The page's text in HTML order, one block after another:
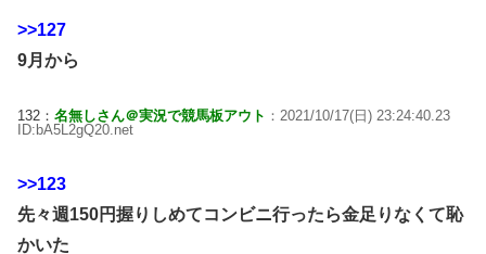
>>127
9月から
132： 名無しさん＠実況で競馬板アウト ：2021/10/17(日) 23:24:40.23
ID:bA5L2gQ20.net
>>123
先々週150円握りしめてコンビニ行ったら金足りなくて恥
かいた